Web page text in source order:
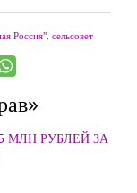
Россия", сельсовет
МЛН РУБЛЕЙ ЗА